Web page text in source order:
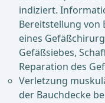
indiziert.
Bereitstellung von
eines
Gefäßsiebes,
Reparation des
Verletzung
der Bauchdecke